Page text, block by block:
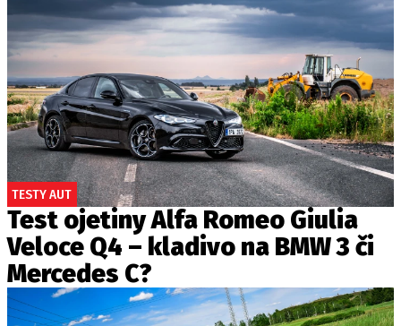
TESTY AUT
Test ojetiny Alfa Romeo Giulia
Veloce Q4 – kladivo na BMW 3 či
Mercedes C?